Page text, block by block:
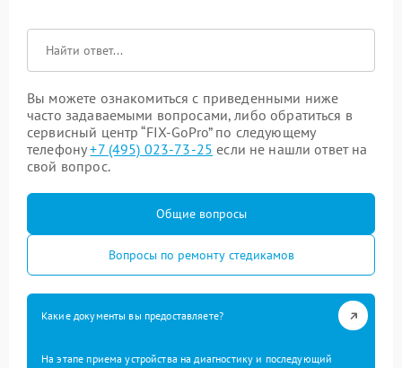
Вы можете ознакомиться с приведенными ниже
часто задаваемыми вопросами, либо обратиться в
сервисный центр “FIX-GoPro” по следующему
телефону+7 (495) 023-73-25 если не нашли ответ на
свой вопрос.
Общие вопросы
Вопросы по ремонту стедикамов
Какие документы вы предоставляете?
На этапе приема устройства на диагностику и последующий